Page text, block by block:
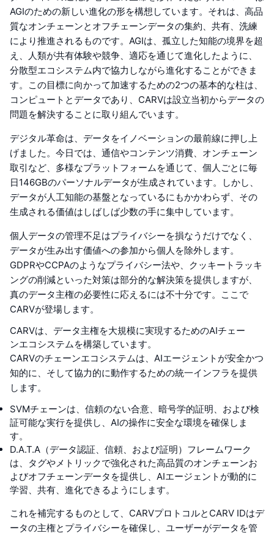
AGIのための新しい進化の形を構想しています。それは、高品
質なオンチェーンとオフチェーンデータの集約、共有、洗練
により推進されるものです。AGIは、孤立した知能の境界を超
え、人類が共有体験や競争、適応を通じて進化したように、
分散型エコシステム内で協力しながら進化することができま
す。この目標に向かって加速するための2つの基本的な柱は、
コンピュートとデータであり、CARVは設立当初からデータの
問題を解決することに取り組んでいます。
デジタル革命は、データをイノベーションの最前線に押し上
げました。今日では、通信やコンテンツ消費、オンチェーン
取引など、多様なプラットフォームを通じて、個人ごとに毎
日146GBのパーソナルデータが生成されています。しかし、
データが人工知能の基盤となっているにもかかわらず、その
生成される価値はしばしば少数の手に集中しています。
個人データの管理不足はプライバシーを損なうだけでなく、
データが生み出す価値への参加から個人を除外します。
GDPRやCCPAのようなプライバシー法や、クッキートラッキ
ングの削減といった対策は部分的な解決策を提供しますが、
真のデータ主権の必要性に応えるには不十分です。ここで
CARVが登場します。
CARVは、データ主権を大規模に実現するためのAIチェー
ンエコシステムを構築しています。
CARVのチェーンエコシステムは、AIエージェントが安全かつ
知的に、そして協力的に動作するための統一インフラを提供
します。
SVMチェーンは、信頼のない合意、暗号学的証明、および検
証可能な実行を提供し、AIの操作に安全な環境を確保しま
す。
D.A.T.A（データ認証、信頼、および証明）フレームワーク
は、タグやメトリックで強化された高品質のオンチェーンお
よびオフチェーンデータを提供し、AIエージェントが動的に
学習、共有、進化できるようにします。
これを補完するものとして、CARVプロトコルとCARV IDはデ
ータの主権とプライバシーを確保し、ユーザーがデータを管